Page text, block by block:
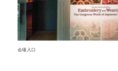
会場入口